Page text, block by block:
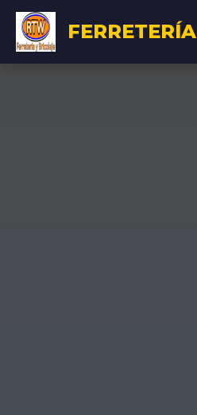
FERRETERÍA